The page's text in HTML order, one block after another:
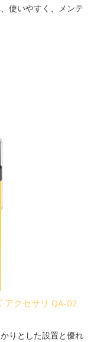
使いやすく、メンテ
アクセサリ QA-02
りとした設置と優れ